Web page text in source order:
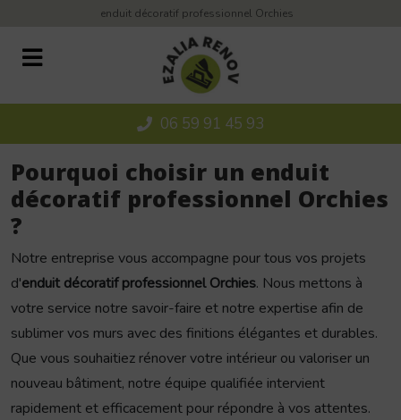
enduit décoratif professionnel Orchies
06 59 91 45 93
Pourquoi choisir un enduit
décoratif professionnel Orchies
?
Notre entreprise vous accompagne pour tous vos projets
d'enduit décoratif professionnel Orchies. Nous mettons à
votre service notre savoir-faire et notre expertise afin de
sublimer vos murs avec des finitions élégantes et durables.
Que vous souhaitiez rénover votre intérieur ou valoriser un
nouveau bâtiment, notre équipe qualifiée intervient
rapidement et efficacement pour répondre à vos attentes.
Panneau de gestion des cookies